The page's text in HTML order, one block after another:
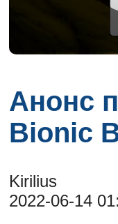
Анонс
Bionic
Kirilius
2022-06-14